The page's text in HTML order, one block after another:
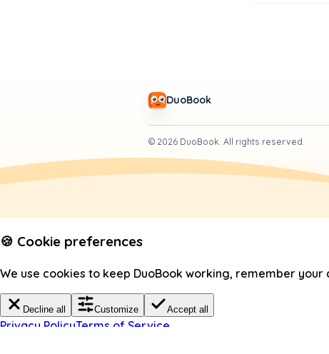
DuoBook
© 2026 DuoBook. All rights reserved.
🍪 Cookie preferences
We use cookies to keep DuoBook working, remember
Decline all Customize Accept all
Privacy PolicyTerms of Service